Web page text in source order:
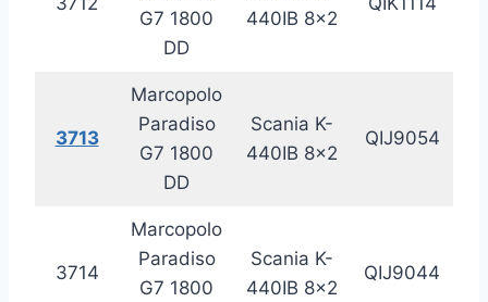
G7 1800
DD
440IB 8×2
3713
Marcopolo
Paradiso
G7 1800
DD
Scania K-
440IB 8×2
QIJ9054
3714
Marcopolo
Paradiso
G7 1800
Scania K-
440IB 8×2
QIJ9044